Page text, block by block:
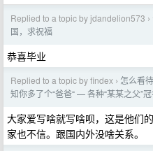
Replied to a topic by jdandelion573 ›
国，求祝福
恭喜毕业
Replied to a topic by findex › 怎么看
知你多了个“爸爸“ — 各种“某某之父”冠
大家爱写啥就写啥呗，这是他们
家也不信。跟国内外没啥关系。